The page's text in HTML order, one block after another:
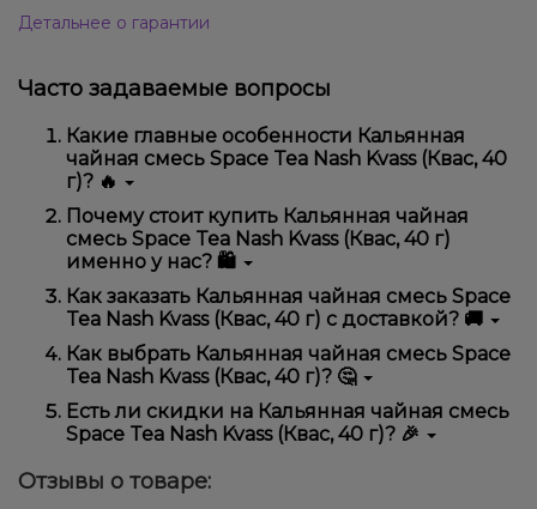
Детальнее о гарантии
Часто задаваемые вопросы
Какие главные особенности Кальянная
чайная смесь Space Tea Nash Kvass (Квас, 40
г)? 🔥
Кальянная чайная смесь Space Tea Nash Kvass (Квас,
40 г) отличается высоким качеством, удобством
использования и надежностью.
Почему стоит купить Кальянная чайная
смесь Space Tea Nash Kvass (Квас, 40 г)
именно у нас? 🛍️
Мы предлагаем только оригинальную продукцию,
широкий ассортимент, выгодные цены и быструю
доставку. Кроме того, у нас регулярные акции и
скидки для клиентов!
Как заказать Кальянная чайная смесь Space
Tea Nash Kvass (Квас, 40 г) с доставкой? 🚚
Оформить заказ можно в несколько кликов:
Добавьте Кальянная чайная смесь Space Tea
Nash Kvass (Квас, 40 г) в корзину.
Перейдите к оформлению заказа.
доставки.
Подтвердите заказ – мы быстро отправим его
Как выбрать Кальянная чайная смесь Space
Tea Nash Kvass (Квас, 40 г)? 🤔
Выбор зависит от ваших предпочтений – например,
если это кальян, учитывайте размер, материал и тип
чаши, если вейп – мощность и вкус. Наши
Есть ли скидки на Кальянная чайная смесь
Space Tea Nash Kvass (Квас, 40 г)? 🎉
специальные предложения. Следите за
Отзывы о товаре: